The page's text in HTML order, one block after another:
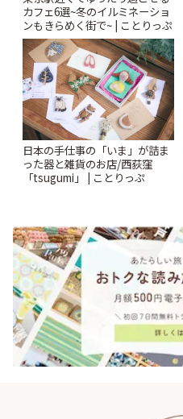
カフェ6選~冬のイルミネーショ
ンもきらめく街で~ | ことりっぷ
日本の手仕事の「いま」が詰ま
った器と雑貨のお店/西荻窪
「tsugumi」 | ことりっぷ